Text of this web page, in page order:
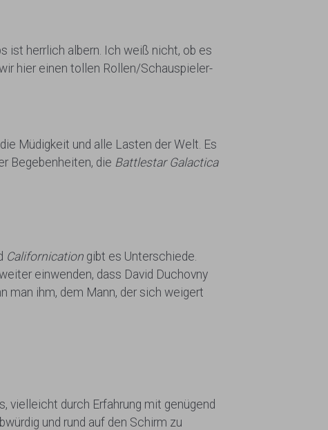
ist herrlich albern. Ich weiß nicht, ob es
hier einen tollen Rollen/Schauspieler-
Müdigkeit und alle Lasten der Welt. Es
Begebenheiten, die Battlestar Galactica
Californication gibt es Unterschiede.
einwenden, dass David Duchovny
man ihm, dem Mann, der sich weigert
durch Erfahrung mit genügend
und rund auf den Schirm zu